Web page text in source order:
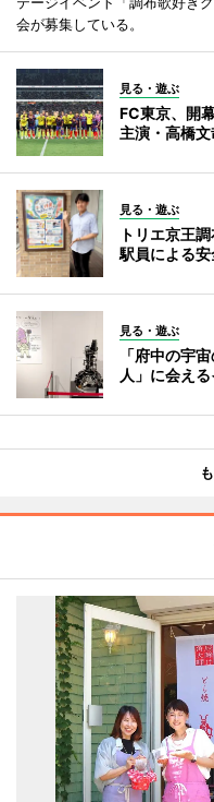
会が募集している。
見る・遊ぶ
FC東京、開
主演・高橋
見る・遊ぶ
トリエ京王
駅員による
見る・遊ぶ
「府中の宇
人」に会え